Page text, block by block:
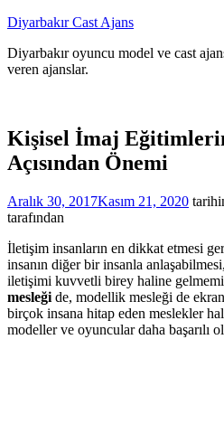
İçeriğe
Diyarbakır Cast Ajans
Diyarbakır oyuncu model ve cast
veren ajanslar.
Kişisel İmaj
Açısından Önemi
Aralık 30, 2017Kasım 21, 2020
tarafından
İletişim insanların en dikkat etmesi
insanın diğer bir insanla
iletişimi kuvvetli birey haline
mesleği de, modellik mesleği de
birçok insana hitap eden meslekler
modeller ve oyuncular daha başarılı